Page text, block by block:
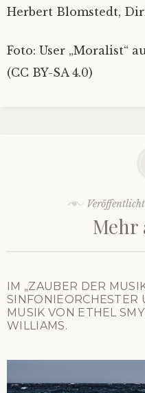
Herbert Blomstedt,
Foto: User „Moralist“
(CC BY-SA 4.0)
Mehr
IM „ZAUBER DER
SINFONIEORCHESTER
MUSIK VON ETHEL
WILLIAMS.